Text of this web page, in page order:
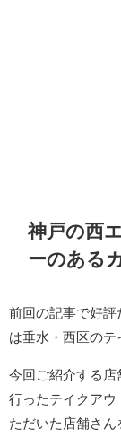
神戸の西
ーのある
前回の記事で好評
は垂水・西区のテ
今回ご紹介する店
行ったテイクアウ
ただいた店舗さん